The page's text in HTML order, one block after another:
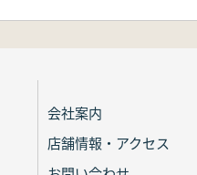
会社案内
店舗情報・アクセス